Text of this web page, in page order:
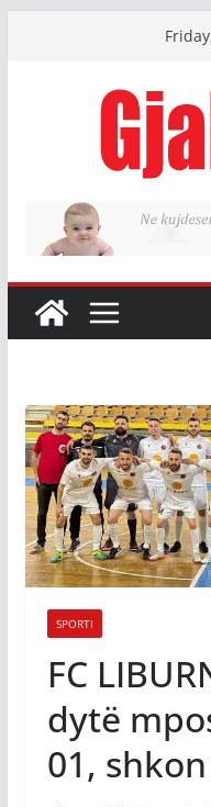
SPORTI
FC
dytë
01,